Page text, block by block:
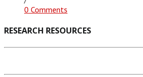
0 Comments
RESEARCH RESOURCES